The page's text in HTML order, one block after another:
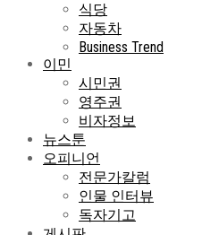
식당
자동차
Business Trend
이민
시민권
영주권
비자정보
뉴스툰
오피니언
전문가칼럼
인물 인터뷰
독자기고